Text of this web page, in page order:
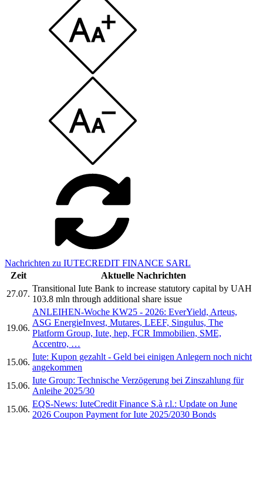
Nachrichten zu IUTECREDIT FINANCE SARL
Zeit
Aktuelle Nachrichten
27.07.
Transitional Iute Bank to increase statutory capital by UAH
103.8 mln through additional share issue
19.06.
ANLEIHEN-Woche KW25 - 2026: EverYield, Arteus,
ASG EnergieInvest, Mutares, LEEF, Singulus, The
Platform Group, Iute, hep, FCR Immobilien, SME,
Accentro, …
15.06.
Iute: Kupon gezahlt - Geld bei einigen Anlegern noch nicht
angekommen
15.06.
Iute Group: Technische Verzögerung bei Zinszahlung für
Anleihe 2025/30
15.06.
EQS-News: IuteCredit Finance S.à r.l.: Update on June
2026 Coupon Payment for Iute 2025/2030 Bonds